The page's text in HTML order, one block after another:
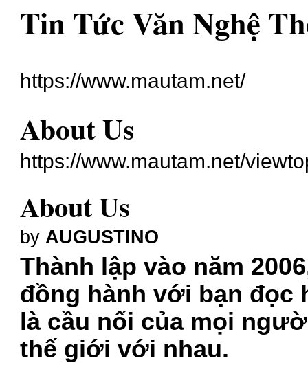
Tin Tức Văn Nghệ
https://www.mautam.net/
About Us
https://www.mautam.net/
About Us
by AUGUSTINO
Thành lập vào năm
đồng hành với bạn đọc
là cầu nối của mọi
thế giới với nhau.